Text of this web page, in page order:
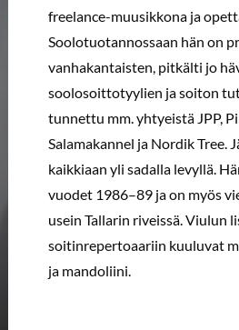
freelance-muusikkona ja
Soolotuotannossaan hän on
vanhakantaisten, pitkälti jo
soolosoittotyylien ja soiton
tunnettu mm. yhtyeistä JPP,
Salamakannel ja Nordik Tree.
kaikkiaan yli sadalla levyllä.
vuodet 1986–89 ja on myös
usein Tallarin riveissä. Viulun
soitinrepertoaariin kuuluvat
ja mandoliini.